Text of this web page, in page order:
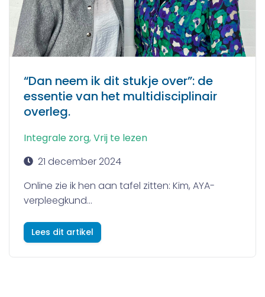
“Dan neem ik dit stukje over”: de
essentie van het multidisciplinair
overleg.
Integrale zorg, Vrij te lezen
21 december 2024
Online zie ik hen aan tafel zitten: Kim, AYA-
verpleegkund...
Lees dit artikel